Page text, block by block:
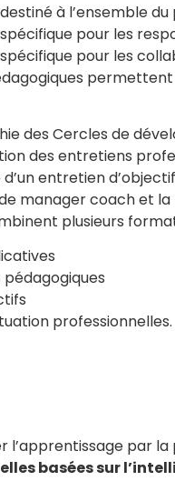
à l’ensemble
pour les
pour les
des Cercles de
des entretiens
entretien
manager coach et
plusieurs
professionnelles.
l’apprentissage par
basées sur